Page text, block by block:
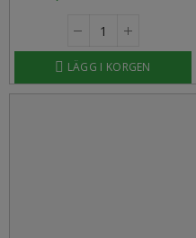
LÄGG I KORGEN